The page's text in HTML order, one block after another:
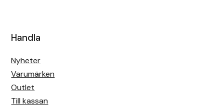
Handla
Nyheter
Varumärken
Outlet
Till kassan